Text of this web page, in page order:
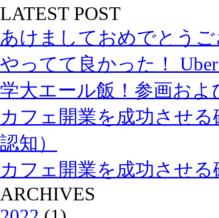
LATEST POST
あけましておめでとう
やってて良かった！
学大エール飯！参画お
カフェ開業を成功させ
認知）
カフェ開業を成功させ
ARCHIVES